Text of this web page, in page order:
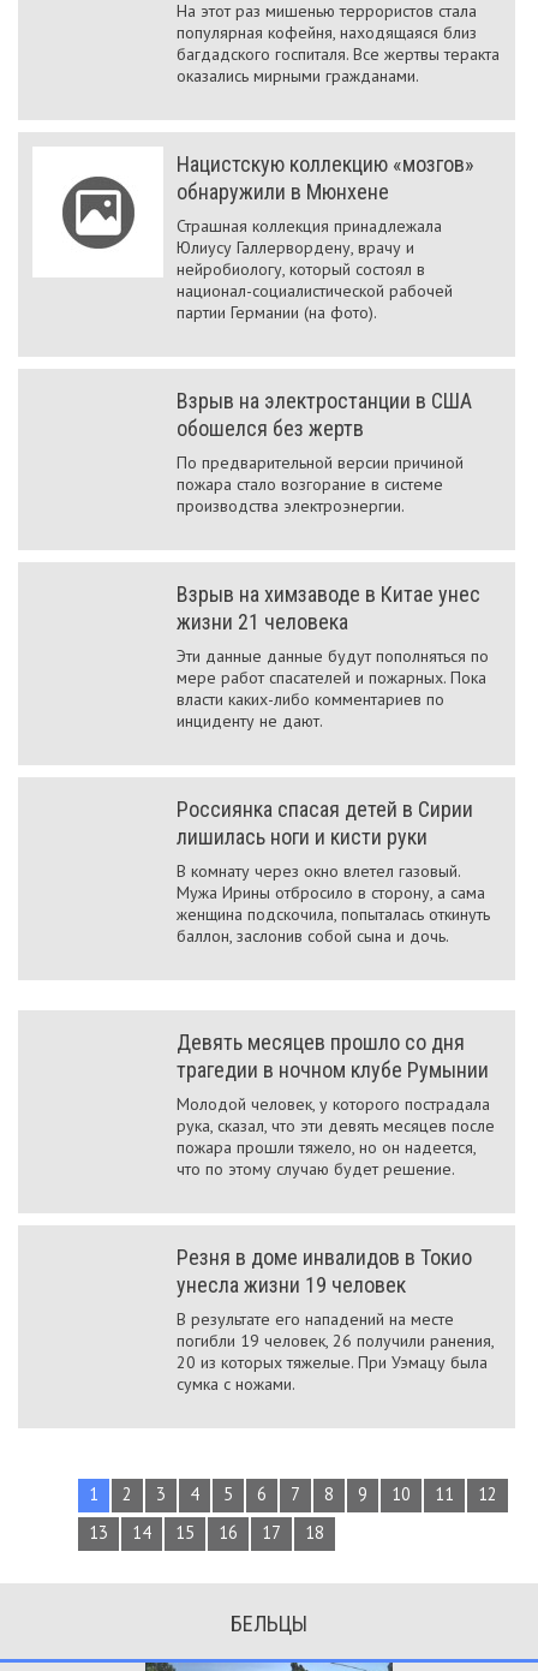
На этот раз мишенью террористов стала
популярная кофейня, находящаяся близ
багдадского госпиталя. Все жертвы теракта
оказались мирными гражданами.
Нацистскую коллекцию «мозгов»
обнаружили в Мюнхене
Страшная коллекция принадлежала
Юлиусу Галлервордену, врачу и
нейробиологу, который состоял в
национал-социалистической рабочей
партии Германии (на фото).
Взрыв на электростанции в США
обошелся без жертв
По предварительной версии причиной
пожара стало возгорание в системе
производства электроэнергии.
Взрыв на химзаводе в Китае унес
жизни 21 человека
Эти данные данные будут пополняться по
мере работ спасателей и пожарных. Пока
власти каких-либо комментариев по
инциденту не дают.
Россиянка спасая детей в Сирии
лишилась ноги и кисти руки
В комнату через окно влетел газовый.
Мужа Ирины отбросило в сторону, а сама
женщина подскочила, попыталась откинуть
баллон, заслонив собой сына и дочь.
Девять месяцев прошло со дня
трагедии в ночном клубе Румынии
Молодой человек, у которого пострадала
рука, сказал, что эти девять месяцев после
пожара прошли тяжело, но он надеется,
что по этому случаю будет решение.
Резня в доме инвалидов в Токио
унесла жизни 19 человек
В результате его нападений на месте
погибли 19 человек, 26 получили ранения,
20 из которых тяжелые. При Уэмацу была
сумка с ножами.
1 2 3 4 5 6 7 8 9 10 11
12
13
14 15 16 17 18
БЕЛЬЦЫ